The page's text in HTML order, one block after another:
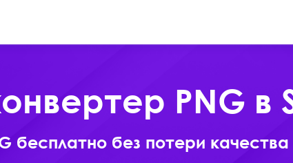
PNG в
бесплатно без потери качества